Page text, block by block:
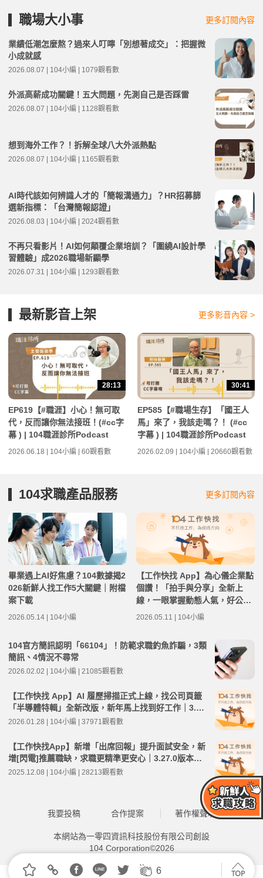
6
職場大小事 更多訂閱內容
業績低潮怎麼熬？過來人叮嚀「別想著成交」：把握微
小成就感
2026.08.07 | 104小編 | 1079觀看數
外派高薪成功關鍵！五大問題，先測自己是否踩雷
2026.08.07 | 104小編 | 1128觀看數
想到海外工作？！拆解全球八大外派熱點
2026.08.07 | 104小編 | 1165觀看數
AI時代該如何辨識人才的「簡報溝通力」？HR招募篩
選新指標：「台灣簡報認證」
2026.08.03 | 104小編 | 2024觀看數
不再只看影片！AI如何顛覆企業培訓？「圍繞AI設計學
習體驗」成2026職場新顯學
2026.07.31 | 104小編 | 1293觀看數
最新影音上架 更多影音內容 >
28:13
EP619【#職涯】小心！無可取
代，反而讓你無法接班！(#cc字
幕 ) | 104職涯診所Podcast
2026.06.18 | 104小編 | 60觀看數
30:41
EP585【#職場生存】「國王人
馬」來了，我該走嗎？！ (#cc
字幕 ) | 104職涯診所Podcast
2026.02.09 | 104小編 | 20660觀看數
104求職產品服務 更多訂閱內容
畢業遇上AI好焦慮？104數據揭2
026新鮮人找工作5大關鍵｜附檔
案下載
2026.05.14 | 104小編
【工作快找 App】為心儀企業點
個讚！「拍手與分享」全新上
線，一眼掌握動態人氣，好公司
實力看得見｜3.33.0 版本更新教
2026.05.11 | 104小編
104官方簡訊認明「66104」！防範求職釣魚詐騙，3類
簡訊、4情況不尋常
2026.02.02 | 104小編 | 21085觀看數
【工作快找 App】AI 履歷掃描正式上線，找公司頁籤
「半導體特輯」全新改版，新年馬上找到好工作｜3.29.
0 版本更新教學
2026.01.28 | 104小編 | 37971觀看數
【工作快找App】新增「出席回報」提升面試安全，新
增[閃電]推薦職缺，求職更精準更安心｜3.27.0版本更
新教學
2025.12.08 | 104小編 | 28213觀看數
我要投稿 合作提案 著作權聲明
本網站為一零四資訊科技股份有限公司創設
104 Corporation©2026